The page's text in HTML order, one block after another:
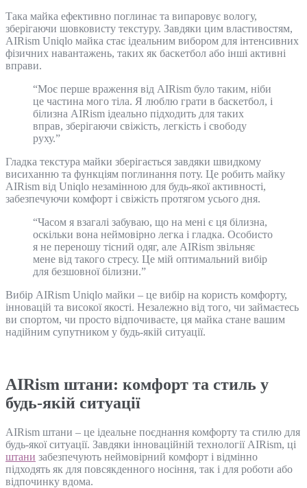
Така майка ефективно поглинає та випаровує вологу,
зберігаючи шовковисту текстуру. Завдяки цим властивостям,
AIRism Uniqlo майка стає ідеальним вибором для інтенсивних
фізичних навантажень, таких як баскетбол або інші активні
вправи.
“Моє перше враження від AIRism було таким, ніби
це частина мого тіла. Я люблю грати в баскетбол, і
білизна AIRism ідеально підходить для таких
вправ, зберігаючи свіжість, легкість і свободу
руху.”
Гладка текстура майки зберігається завдяки швидкому
висиханню та функціям поглинання поту. Це робить майку
AIRism від Uniqlo незамінною для будь-якої активності,
забезпечуючи комфорт і свіжість протягом усього дня.
“Часом я взагалі забуваю, що на мені є ця білизна,
оскільки вона неймовірно легка і гладка. Особисто
я не переношу тісний одяг, але AIRism звільняє
мене від такого стресу. Це мій оптимальний вибір
для безшовної білизни.”
Вибір AIRism Uniqlo майки – це вибір на користь комфорту,
інновацій та високої якості. Незалежно від того, чи займаєтесь
ви спортом, чи просто відпочиваєте, ця майка стане вашим
надійним супутником у будь-якій ситуації.
AIRism штани: комфорт та стиль у
будь-якій ситуації
AIRism штани – це ідеальне поєднання комфорту та стилю для
будь-якої ситуації. Завдяки інноваційній технології AIRism, ці
штани забезпечують неймовірний комфорт і відмінно
підходять як для повсякденного носіння, так і для роботи або
відпочинку вдома.